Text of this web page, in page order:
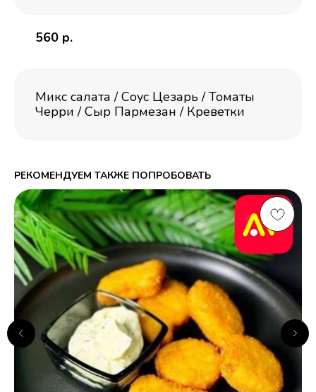
560 р.
Микс салата / Соус Цезарь / Томаты
Черри / Сыр Пармезан / Креветки
РЕКОМЕНДУЕМ ТАКЖЕ ПОПРОБОВАТЬ